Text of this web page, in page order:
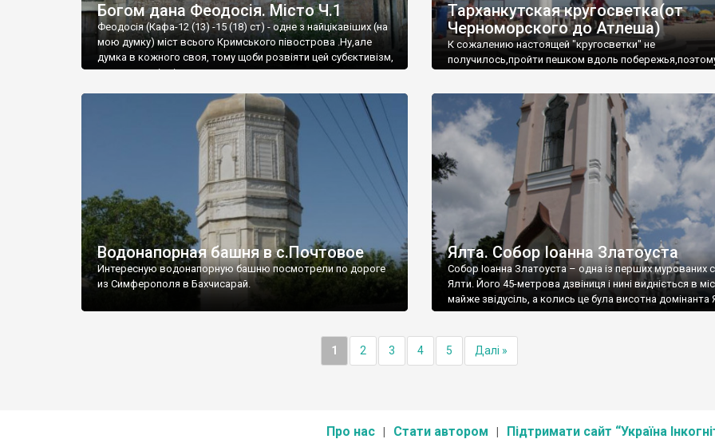
Богом дана Феодосія. Місто Ч.1
Феодосія (Кафа-12 (13) -15 (18) ст) - одне з найцікавіших (на
мою думку) міст всього Кримського півострова .Ну,але
думка в кожного своя, тому щоби розвіяти цей субєктивізм,
запрошую відвідати це
Тарханкутская кругосветка(от
Черноморского до Атлеша)
К сожалению настоящей "кругосветки" не
получилось,пройти пешком вдоль
Водонапорная башня в с.Почтовое
Интересную водонапорную башню посмотрели по дороге
из Симферополя в Бахчисарай.
Ялта. Собор Іоанна Златоуста
Собор Іоанна Златоуста – одна із перших мурованих
Ялти. Його 45-метрова дзвіниця і нині видніється в
майже звідусіль, а колись це була висотна домінанта
1 2 3 4 5 Далі »
Про нас Стати автором Підтримати сайт “Україна